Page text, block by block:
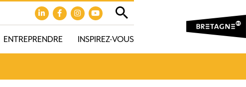
ENTREPRENDRE INSPIREZ-VOUS